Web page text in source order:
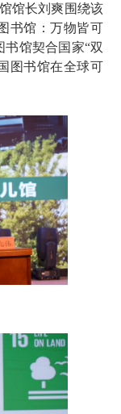
馆长刘爽围绕该
书馆：万物皆可
馆契合国家“双
图书馆在全球可